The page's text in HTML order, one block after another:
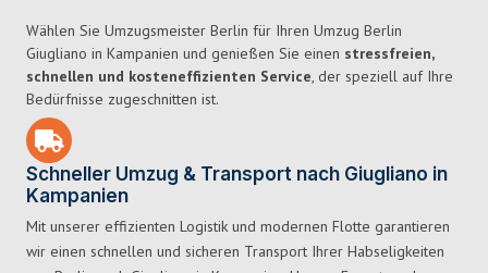
Wählen Sie Umzugsmeister Berlin für Ihren Umzug Berlin
Giugliano in Kampanien und genießen Sie einen stressfreien,
schnellen und kosteneffizienten Service, der speziell auf Ihre
Bedürfnisse zugeschnitten ist.
Schneller Umzug & Transport nach Giugliano in
Kampanien
Mit unserer effizienten Logistik und modernen Flotte garantieren
wir einen schnellen und sicheren Transport Ihrer Habseligkeiten